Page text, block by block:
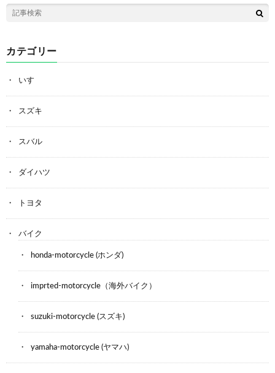
カテゴリー
いすゞ
スズキ
スバル
ダイハツ
トヨタ
バイク
honda-motorcycle (ホンダ)
imprted-motorcycle（海外バイク）
suzuki-motorcycle (スズキ)
yamaha-motorcycle (ヤマハ)